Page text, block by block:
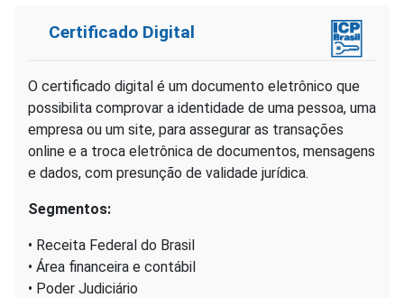
Certificado Digital
O certificado digital é um documento eletrônico que
possibilita comprovar a identidade de uma pessoa, uma
empresa ou um site, para assegurar as transações
online e a troca eletrônica de documentos, mensagens
e dados, com presunção de validade jurídica.
Segmentos:
• Receita Federal do Brasil
• Área financeira e contábil
• Poder Judiciário